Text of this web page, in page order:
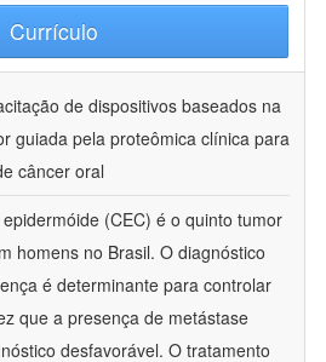
Currículo
de dispositivos baseados na
guiada pela proteômica clínica para
câncer oral
(CEC) é o quinto tumor
homens no Brasil. O diagnóstico
é determinante para controlar
que a presença de metástase
desfavorável. O tratamento